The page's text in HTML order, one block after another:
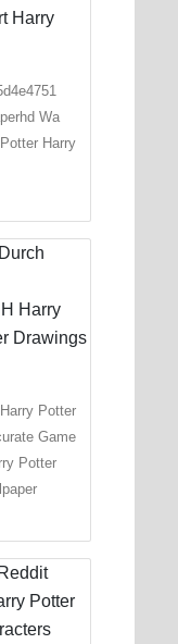
Wa
Harry
Potter
Game
Potter